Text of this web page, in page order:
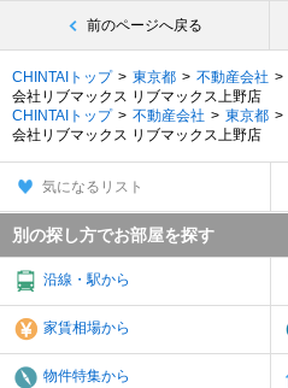
前のページへ戻る
CHINTAIトップ 東京都 不動産会社
会社リブマックス リブマックス上野店
CHINTAIトップ
不動産会社 東京都
会社リブマックス リブマックス上野店
気になるリスト
別の探し方でお部屋を探す
沿線・駅から
家賃相場から
物件特集から